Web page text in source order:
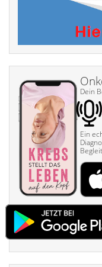
Dein
Ein